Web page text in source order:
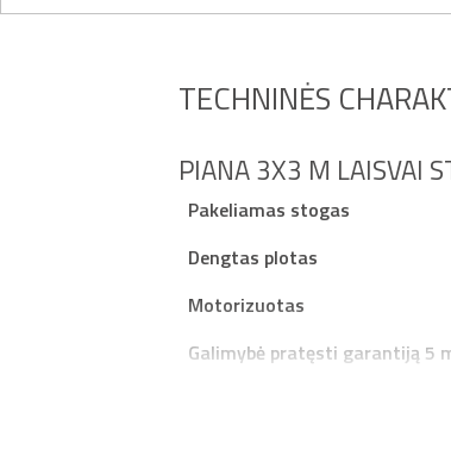
TECHNINĖS
PIANA 3X3 M LAISVAI
Pakeliamas stogas
Dengtas plotas
Motorizuotas
Galimybė pratęsti garantiją 5